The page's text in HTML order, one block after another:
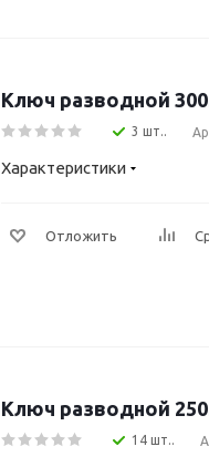
Ключ разводной
3 шт..
Характеристики
Отложить
Ключ разводной
14 шт..